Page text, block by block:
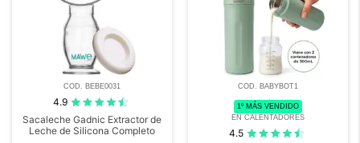
COD. BEBE0031
4.9
Sacaleche Gadnic Extractor de
Leche de Silicona Completo
COD. BABYBOT1
1º MÁS VENDIDO
EN CALENTADORES
4.5